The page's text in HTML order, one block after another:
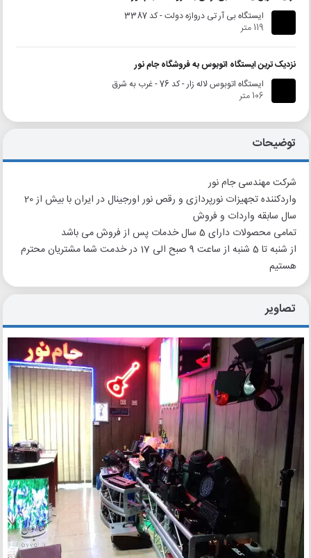
ایستگاه بی آر تی دروازه دولت - کد 3387
119 متر
نزدیک ترین ایستگاه اتوبوس به فروشگاه جام نور
ایستگاه اتوبوس لاله زار - کد 76 - غرب به شرق
106 متر
توضیحات
شرکت مهندسی جام نور
واردکننده تجهیزات نورپردازی و رقص نور اورجینال در ایران با بیش از 20
سال سابقه واردات و فروش
تمامی محصولات دارای 5 سال خدمات پس از فروش می باشد
از شنبه تا 5 شنبه از ساعت 9 صبح الی 17 در خدمت شما مشتریان محترم
هستیم
تصاویر